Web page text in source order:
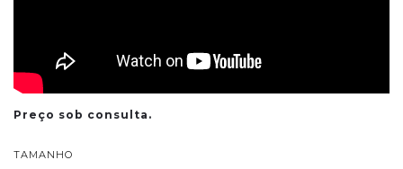
Preço sob consulta.
TAMANHO